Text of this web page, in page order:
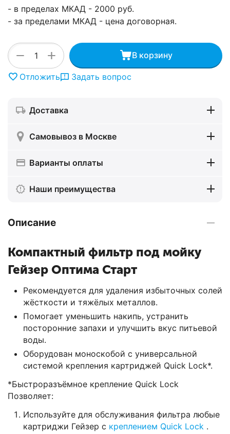
- в пределах МКАД - 2000 руб.
- за пределами МКАД - цена договорная.
+
− В корзину
Отложить Задать вопрос
Доставка
Самовывоз в Москве
Варианты оплаты
Наши преимущества
Описание
Компактный фильтр под мойку
Гейзер Оптима Старт
Рекомендуется для удаления избыточных солей
жёсткости и тяжёлых металлов.
Помогает уменьшить накипь, устранить
посторонние запахи и улучшить вкус питьевой
воды.
Оборудован моноскобой с универсальной
системой крепления картриджей Quick Lock*.
*Быстроразъёмное крепление Quick Lock
Позволяет:
Используйте для обслуживания фильтра любые
картриджи Гейзер с креплением Quick Lock .